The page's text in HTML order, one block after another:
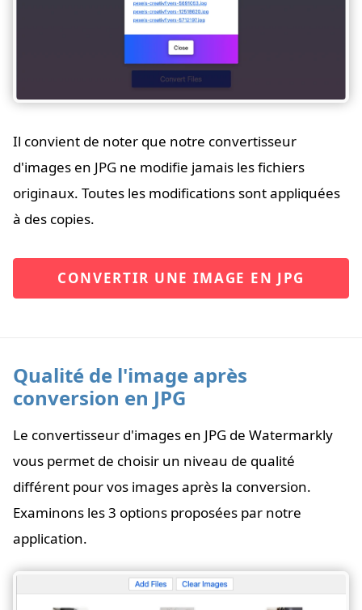
Il convient de noter que notre convertisseur
d'images en JPG ne modifie jamais les fichiers
originaux. Toutes les modifications sont appliquées
à des copies.
CONVERTIR UNE IMAGE EN JPG
Qualité de l'image après
conversion en JPG
Le convertisseur d'images en JPG de Watermarkly
vous permet de choisir un niveau de qualité
différent pour vos images après la conversion.
Examinons les 3 options proposées par notre
application.